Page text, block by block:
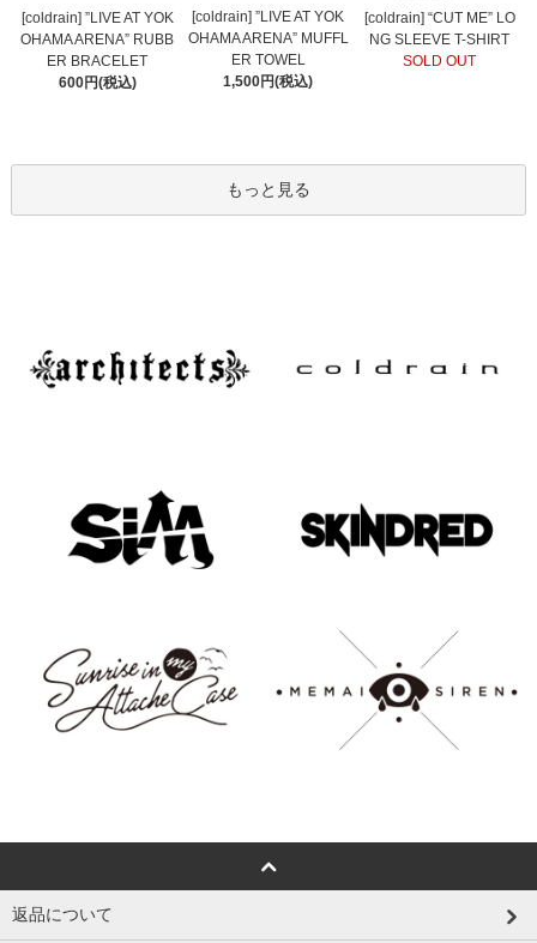
[coldrain] ”LIVE AT YOK
OHAMA ARENA” RUBB
ER BRACELET
600円(税込)
[coldrain] ”LIVE AT YOK
OHAMA ARENA” MUFFL
ER TOWEL
1,500円(税込)
[coldrain] “CUT ME” LO
NG SLEEVE T-SHIRT
SOLD OUT
もっと見る
返品について